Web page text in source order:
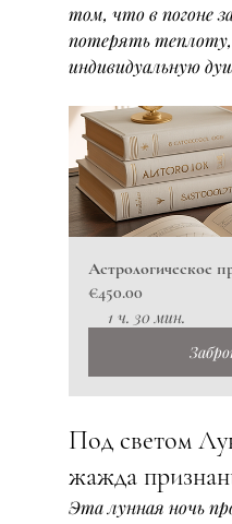
том, что в погоне
потерять
индивидуальную
Астрологическое
€450.00
1 ч. 30 мин.
Под светом
жажда
Эта лунная ночь